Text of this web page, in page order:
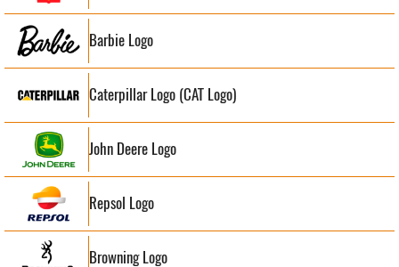
Barbie Logo
Caterpillar Logo (CAT Logo)
John Deere Logo
Repsol Logo
Browning Logo